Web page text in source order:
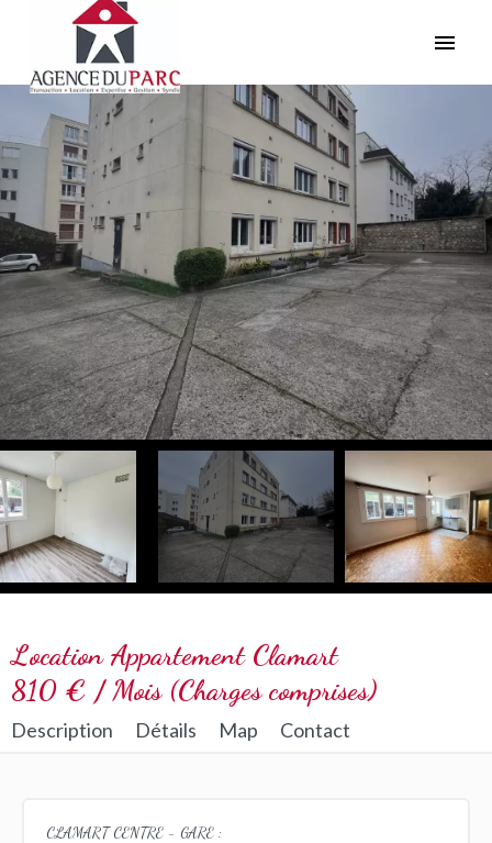
Location Appartement Clamart
810 € / Mois (Charges comprises)
Description Détails Map Contact
CLAMART CENTRE - GARE :